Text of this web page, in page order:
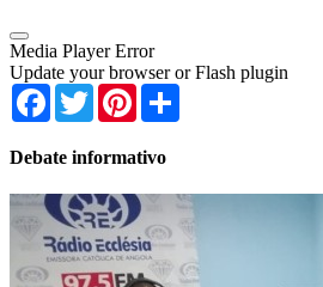
Media Player Error
Update your browser or Flash plugin
Facebook
TwitterPinterest
Debate informativo